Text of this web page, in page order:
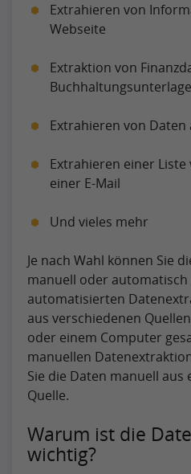
Extrahieren von
Webseite
Extraktion von
Extrahieren von Daten
Extrahieren einer
einer E-Mail
Und vieles mehr
Je nach Wahl können Sie
manuell oder
automatisierten
aus verschiedenen
oder einem Computer
manuellen
Sie die Daten manuell
Quelle.
Warum ist die
wichtig?